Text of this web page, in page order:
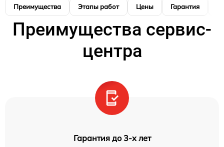
Преимущества Этапы работ Цены Гарантия
Преимущества сервис-
центра
Гарантия до 3-х лет